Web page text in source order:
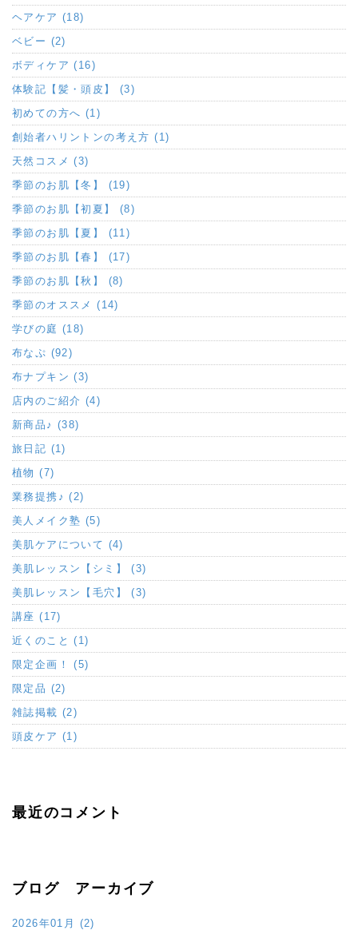
ヘアケア (18)
ベビー (2)
ボディケア (16)
体験記【髪・頭皮】 (3)
初めての方へ (1)
創始者ハリントンの考え方 (1)
天然コスメ (3)
季節のお肌【冬】 (19)
季節のお肌【初夏】 (8)
季節のお肌【夏】 (11)
季節のお肌【春】 (17)
季節のお肌【秋】 (8)
季節のオススメ (14)
学びの庭 (18)
布なぷ (92)
布ナプキン (3)
店内のご紹介 (4)
新商品♪ (38)
旅日記 (1)
植物 (7)
業務提携♪ (2)
美人メイク塾 (5)
美肌ケアについて (4)
美肌レッスン【シミ】 (3)
美肌レッスン【毛穴】 (3)
講座 (17)
近くのこと (1)
限定企画！ (5)
限定品 (2)
雑誌掲載 (2)
頭皮ケア (1)
最近のコメント
ブログ アーカイブ
2026年01月 (2)